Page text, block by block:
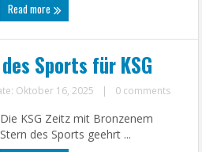
Read more
Sports für KSG
Oktober 16, 2025 | 0 comments
Die KSG Zeitz mit Bronzenem
Stern des Sports geehrt ...